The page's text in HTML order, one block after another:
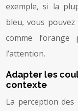
exemple, si la
bleu, vous
comme
l’attention.
Adapter les
contexte
La perception